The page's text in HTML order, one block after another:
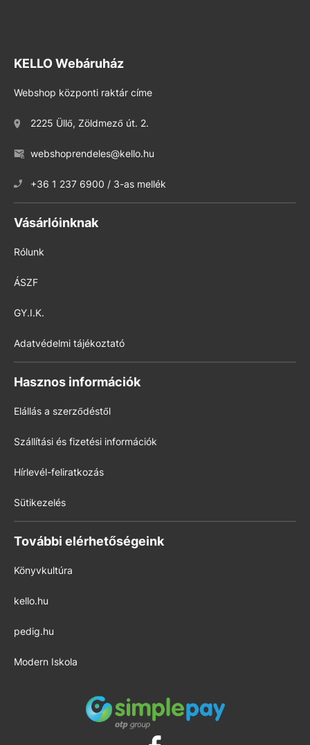
KELLO Webáruház
Webshop központi raktár címe
2225 Üllő, Zöldmező út. 2.
webshoprendeles@kello.hu
+36 1 237 6900 / 3-as mellék
Vásárlóinknak
Rólunk
ÁSZF
GY.I.K.
Adatvédelmi tájékoztató
Hasznos információk
Elállás a szerződéstől
Szállítási és fizetési információk
Hírlevél-feliratkozás
Sütikezelés
További elérhetőségeink
Könyvkultúra
kello.hu
pedig.hu
Modern Iskola